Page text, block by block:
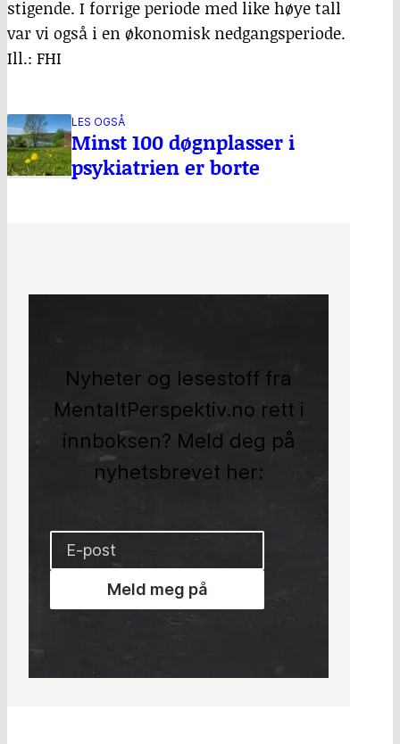
stigende. I forrige periode med like høye tall
var vi også i en økonomisk nedgangsperiode.
Ill.: FHI
LES OGSÅ
Minst 100 døgnplasser i
psykiatrien er borte
Nyheter og lesestoff fra
MentaltPerspektiv.no rett i
innboksen? Meld deg på
nyhetsbrevet her:
Meld meg på